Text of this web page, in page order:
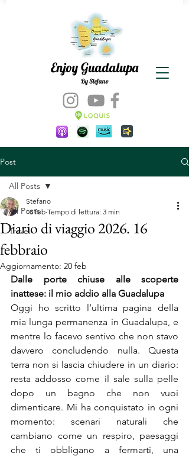
Enjoy Guadalupa
By Stefano
Post
All Posts
Travel
All Posts
Diario di viaggio 2026. 16
febbraio
Stefano
18 feb Tempo di lettura: 3 min
Aggiornamento: 20 feb
Dalle porte chiuse alle scoperte
inattese: il mio addio alla Guadalupa
Oggi ho scritto l’ultima pagina della
mia lunga permanenza in Guadalupa, e
mentre lo facevo sentivo che non stavo
davvero concludendo nulla. Questa
terra non si lascia chiudere in un diario:
resta addosso come il sale sulla pelle
dopo un bagno che non vuoi
dimenticare. Mi ha conquistato in ogni
momento: scenari naturali che
cambiano come un respiro, paesaggi
che ti obbligano a fermarti, una